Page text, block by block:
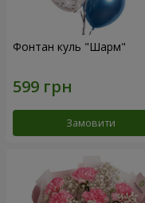
Фонтан куль "Шарм"
Замовити